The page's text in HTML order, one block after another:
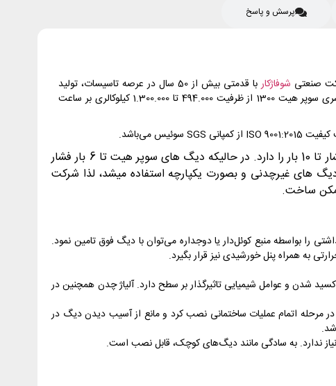
پرسش و پاسخ
شوفاژکار
با قدمتی بیش از 50 سال در عرصه تاسیسات، تولید
کننده سیستم‌های حرارت مرکزی، دیگ‌های چدنی، پکیج‌های زمینی و دیواری با راندمان و کیفیت بالا می‌باشد. بویلرهای چدنی شوفاژکار سری سوپر هیت 1300 از ظرفیت 494.000 تا 1.300.000 کیلوکالری بر ساعت
تفاوت دیگ های سوپر هیت و استار در حداکثر فشار قابل تحمل دیگ می باشد. دیگ های 1300 استار قابلیت تحمل فشار تا 10 بار را دارد. در حالیکه دیگ های سوپر هیت تا 6 بار فشار
در سالیان گذشته در ساختمان های بلند یا سیکل های صنعتی فشار بالا برای رسیدن به فشار بیش از 6 بار دیگ های غیرچدنی و بصورت یکپارچه استفاده میشد، لذا شرکت
ساخت.
و آب گرم بهداشتی را بواسطه منبع کوئل‌دار یا دوجداره می‌توان با دیگ فوق تامین نمود.
شدن و عوامل شیمیایی تاثیرگذار بر سطح دارد. آلیاژ چدن همچنین در
این دیگ را می‌توان در مرحله اتمام عملیات ساختمانی نصب کرد و مانع از آسیب دیدن دیگ در
ندارد. به سادگی مانند دیگ‌های کوچک، قابل نصب است.